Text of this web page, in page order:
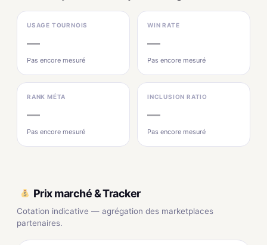
USAGE TOURNOIS
—
Pas encore mesuré
WIN RATE
—
Pas encore mesuré
RANK MÉTA
—
Pas encore mesuré
INCLUSION RATIO
—
Pas encore mesuré
Prix marché & Tracker
Cotation indicative — agrégation des marketplaces
partenaires.